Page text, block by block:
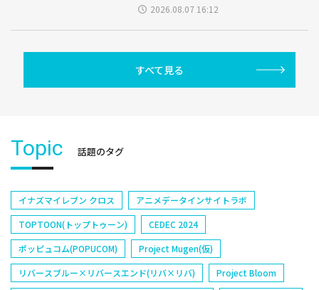
2026.08.07 16:12
すべて見る
Topic 話題のタグ
イナズマイレブン クロス
アニメデータインサイトラボ
TOPTOON(トップトゥーン)
CEDEC 2024
ポッピュコム(POPUCOM)
Project Mugen(仮)
リバースブルー×リバースエンド(リバ×リバ)
Project Bloom